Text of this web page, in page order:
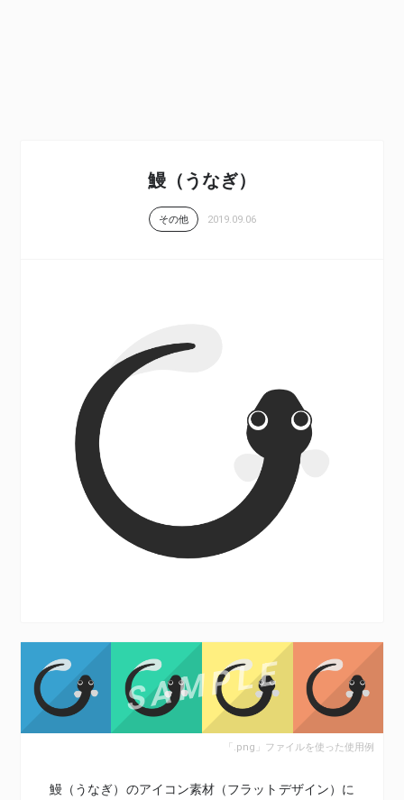
鰻（うなぎ）
その他 2019.09.06
「.png」ファイルを使った使用例
鰻（うなぎ）のアイコン素材（フラットデザイン）に